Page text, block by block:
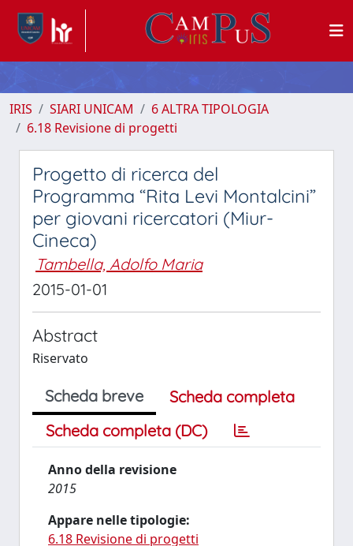
IRIS SIARI UNICAM
6 ALTRA TIPOLOGIA
6.18 Revisione di progetti
Progetto di ricerca del
Programma “Rita Levi Montalcini”
per giovani ricercatori (Miur-
Cineca)
Tambella, Adolfo Maria
2015-01-01
Abstract
Riservato
Scheda breve
Scheda completa
Scheda completa (DC)
Anno della revisione
2015
Appare nelle tipologie:
6.18 Revisione di progetti